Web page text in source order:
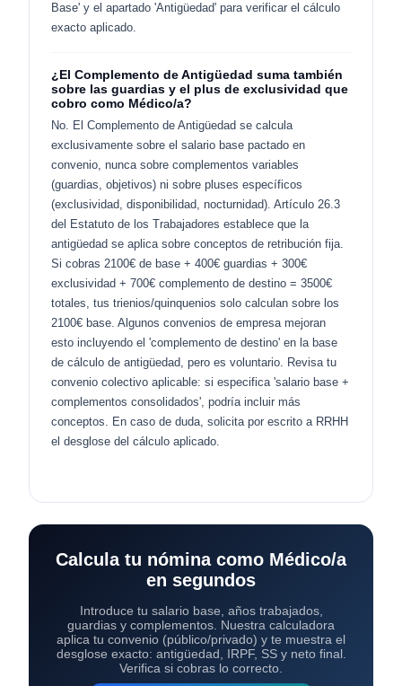
Base' y el apartado 'Antigüedad' para verificar el cálculo
exacto aplicado.
¿El Complemento de Antigüedad suma también
sobre las guardias y el plus de exclusividad que
cobro como Médico/a?
No. El Complemento de Antigüedad se calcula
exclusivamente sobre el salario base pactado en
convenio, nunca sobre complementos variables
(guardias, objetivos) ni sobre pluses específicos
(exclusividad, disponibilidad, nocturnidad). Artículo 26.3
del Estatuto de los Trabajadores establece que la
antigüedad se aplica sobre conceptos de retribución fija.
Si cobras 2100€ de base + 400€ guardias + 300€
exclusividad + 700€ complemento de destino = 3500€
totales, tus trienios/quinquenios solo calculan sobre los
2100€ base. Algunos convenios de empresa mejoran
esto incluyendo el 'complemento de destino' en la base
de cálculo de antigüedad, pero es voluntario. Revisa tu
convenio colectivo aplicable: si especifica 'salario base +
complementos consolidados', podría incluir más
conceptos. En caso de duda, solicita por escrito a RRHH
el desglose del cálculo aplicado.
Calcula tu nómina como Médico/a
en segundos
Introduce tu salario base, años trabajados,
guardias y complementos. Nuestra calculadora
aplica tu convenio (público/privado) y te muestra el
desglose exacto: antigüedad, IRPF, SS y neto final.
Verifica si cobras lo correcto.